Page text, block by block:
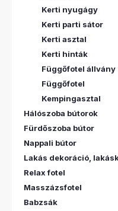
Kerti nyugágy
Kerti parti sátor
Kerti asztal
Kerti hinták
Függőfotel állvány
Függőfotel
Kempingasztal
Hálószoba bútorok
Fürdőszoba bútor
Nappali bútor
Lakás dekoráció,
Relax fotel
Masszázsfotel
Babzsák